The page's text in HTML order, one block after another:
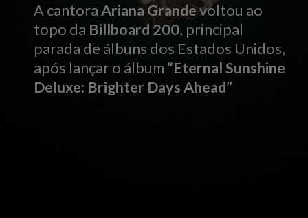
A cantoraAriana Grandevoltou ao
topo da Billboard 200, principal
parada de álbuns dos Estados Unidos,
após lançar o álbum “Eternal Sunshine
Deluxe: Brighter Days Ahead”